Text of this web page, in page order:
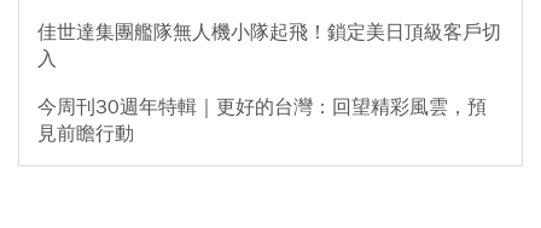
佳世達集團艦隊無人機小隊起飛！鎖定美日頂級客戶切
入
今周刊30週年特輯｜更好的台灣：回望精彩風雲，預
見前瞻行動